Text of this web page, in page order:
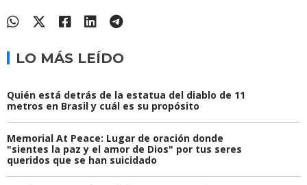
LO MÁS LEÍDO
Quién está detrás de la estatua del diablo de 11
metros en Brasil y cuál es su propósito
Memorial At Peace: Lugar de oración donde
"sientes la paz y el amor de Dios" por tus seres
queridos que se han suicidado